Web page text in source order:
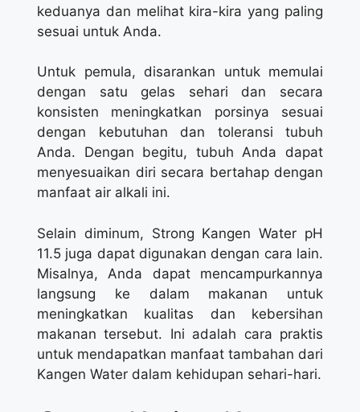
keduanya dan melihat kira-kira yang paling
sesuai untuk Anda.
Untuk pemula, disarankan untuk memulai
dengan satu gelas sehari dan secara
konsisten meningkatkan porsinya sesuai
dengan kebutuhan dan toleransi tubuh
Anda. Dengan begitu, tubuh Anda dapat
menyesuaikan diri secara bertahap dengan
manfaat air alkali ini.
Selain diminum, Strong Kangen Water pH
11.5 juga dapat digunakan dengan cara lain.
Misalnya, Anda dapat mencampurkannya
langsung ke dalam makanan untuk
meningkatkan kualitas dan kebersihan
makanan tersebut. Ini adalah cara praktis
untuk mendapatkan manfaat tambahan dari
Kangen Water dalam kehidupan sehari-hari.